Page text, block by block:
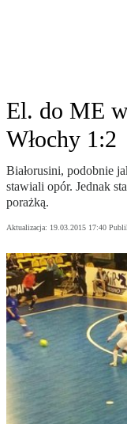
El. do ME
Włochy 1:2
Białorusini, podobnie
stawiali opór. Jednak
porażką.
Aktualizacja: 19.03.2015 17:40